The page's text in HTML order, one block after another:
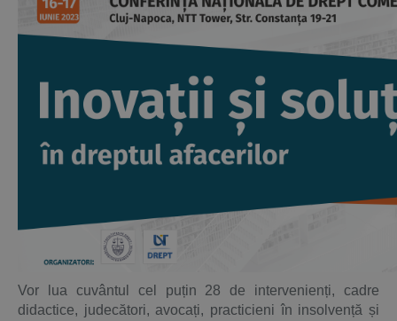
Vor lua cuvântul cel puțin 28 de intervenienți, cadre
didactice, judecători, avocați, practicieni în insolvență și